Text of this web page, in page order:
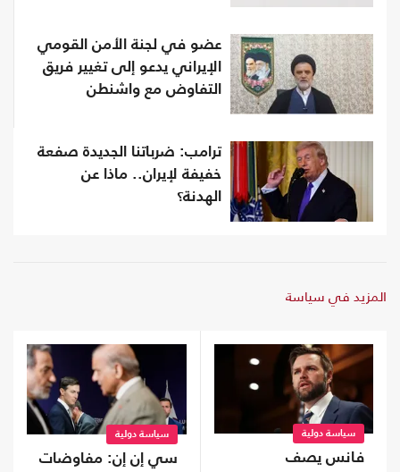
عضو في لجنة الأمن القومي
الإيراني يدعو إلى تغيير فريق
التفاوض مع واشنطن
ترامب: ضرباتنا الجديدة صفعة
خفيفة لإيران.. ماذا عن
الهدنة؟
المزيد في سياسة
سياسة دولية
فانس يصف
سياسة دولية
سي إن إن: مفاوضات